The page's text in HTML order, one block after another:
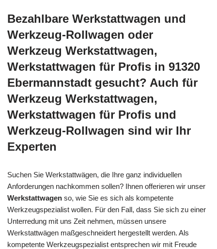
Bezahlbare Werkstattwagen und
Werkzeug-Rollwagen oder
Werkzeug Werkstattwagen,
Werkstattwagen für Profis in 91320
Ebermannstadt gesucht? Auch für
Werkzeug Werkstattwagen,
Werkstattwagen für Profis und
Werkzeug-Rollwagen sind wir Ihr
Experten
Suchen Sie Werkstattwägen, die Ihre ganz individuellen
Anforderungen nachkommen sollen? Ihnen offerieren wir unser
Werkstattwagen so, wie Sie es sich als kompetente
Werkzeugspezialist wollen. Für den Fall, dass Sie sich zu einer
Unterredung mit uns Zeit nehmen, müssen unsere
Werkstattwägen maßgeschneidert hergestellt werden. Als
kompetente Werkzeugspezialist entsprechen wir mit Freude